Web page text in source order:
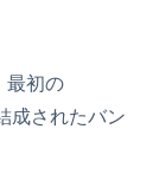
最初の
成されたバン